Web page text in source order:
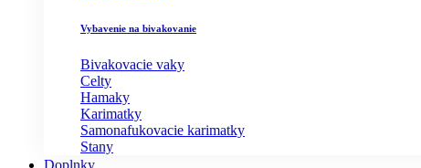
Vybavenie na bivakovanie
Bivakovacie vaky
Celty
Hamaky
Karimatky
Samonafukovacie karimatky
Stany
Doplnky